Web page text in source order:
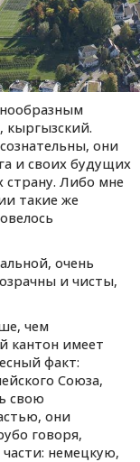
они
и своих будущих
страну. Либо мне
такие же
очень
и чисты,
чем
кантон имеет
факт:
Союза,
свою
они
говоря,
немецкую,